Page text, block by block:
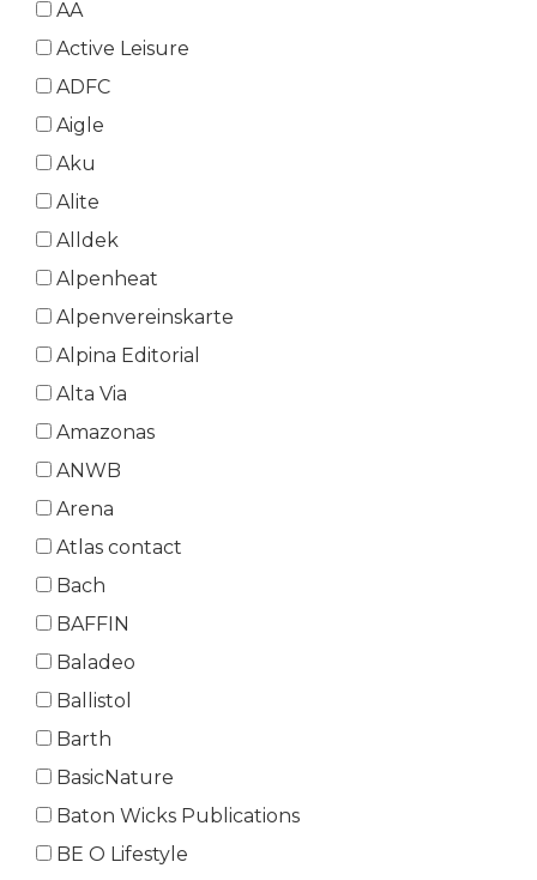
AA
Active Leisure
ADFC
Aigle
Aku
Alite
Alldek
Alpenheat
Alpenvereinskarte
Alpina Editorial
Alta Via
Amazonas
ANWB
Arena
Atlas contact
Bach
BAFFIN
Baladeo
Ballistol
Barth
BasicNature
Baton Wicks Publications
BE O Lifestyle